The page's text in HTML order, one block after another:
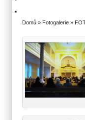
Domů » Fotogalerie »